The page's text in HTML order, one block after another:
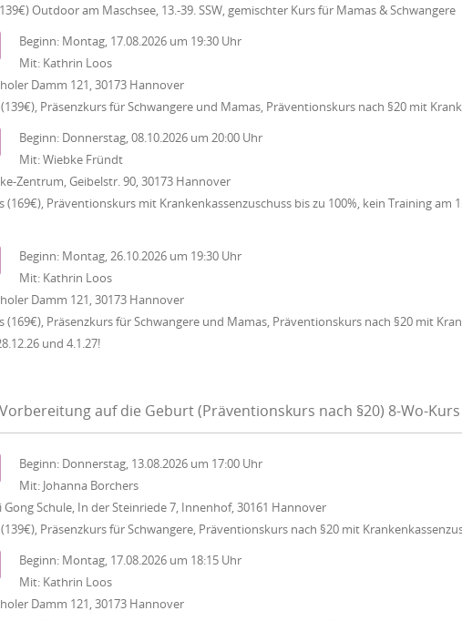
Outdoor am Maschsee, 13.-39. SSW, gemischter Kurs für Mamas & Schwangere
Beginn: Montag, 17.08.2026 um 19:30 Uhr
Mit: Kathrin Loos
Damm 121, 30173 Hannover
Präsenzkurs für Schwangere und Mamas, Präventionskurs nach §20 mit
Beginn: Donnerstag, 08.10.2026 um 20:00 Uhr
Mit:Wiebke Fründt
Zentrum, Geibelstr. 90, 30173 Hannover
(169€), Präventionskurs mit Krankenkassenzuschuss bis zu 100%, kein Training am
Beginn: Montag, 26.10.2026 um 19:30 Uhr
Mit: Kathrin Loos
Damm 121, 30173 Hannover
(169€), Präsenzkurs für Schwangere und Mamas, Präventionskurs nach §20 mit
und 4.1.27!
auf die Geburt (Präventionskurs nach §20) 8-Wo-
Beginn: Donnerstag, 13.08.2026 um 17:00 Uhr
Mit: Johanna Borchers
Gong Schule, In der Steinriede 7, Innenhof, 30161 Hannover
Präsenzkurs für Schwangere, Präventionskurs nach §20 mit
Beginn: Montag, 17.08.2026 um 18:15 Uhr
Mit: Kathrin Loos
Damm 121, 30173 Hannover